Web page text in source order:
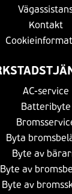
Kontakt
AC-service
Batteribyte
Byta
Byte av
Byte av
Byte av